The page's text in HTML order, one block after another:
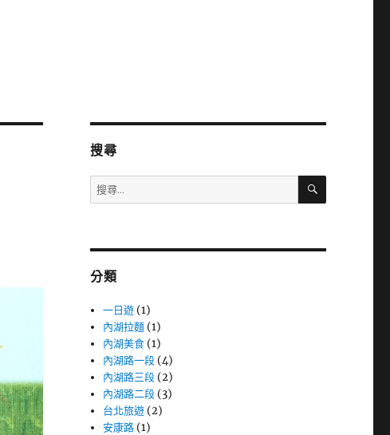
搜尋
搜
尋
字:
搜
分類
一日遊 (1)
內湖拉麵 (1)
內湖美食 (1)
內湖路一段 (4)
內湖路三段 (2)
內湖路二段 (3)
台北旅遊 (2)
安康路 (1)